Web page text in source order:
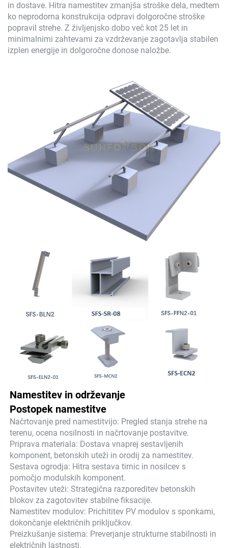
in dostave. Hitra namestitev zmanjša stroške dela, medtem
ko neprodorna konstrukcija odpravi dolgoročne stroške
popravil strehe. Z življenjsko dobo več kot 25 let in
minimalnimi zahtevami za vzdrževanje zagotavlja stabilen
izplen energije in dolgoročne donose naložbe.
Namestitev in održevanje
Postopek namestitve
Načrtovanje pred namestitvijo: Pregled stanja strehe na
terenu, ocena nosilnosti in načrtovanje postavitve.
Priprava materiala: Dostava vnaprej sestavljenih
komponent, betonskih uteži in orodij za namestitev.
Sestava ogrodja: Hitra sestava tirnic in nosilcev s
pomočjo modulskih komponent.
Postavitev uteži: Strategična razporeditev betonskih
blokov za zagotovitev stabilne fiksacije.
Namestitev modulov: Prichititev PV modulov s sponkami,
dokončanje električnih priključkov.
Preizkušanje sistema: Preverjanje strukturne stabilnosti in
električnih lastnosti.